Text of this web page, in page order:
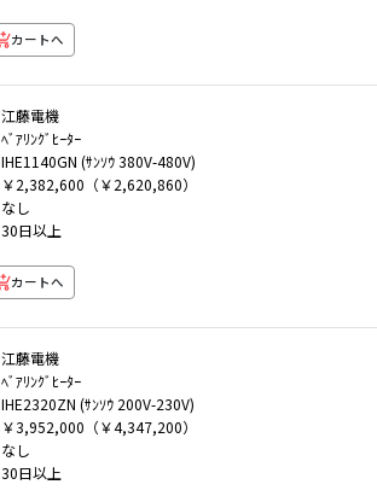
カートへ
江藤電機
ﾍﾞｱﾘﾝｸﾞﾋｰﾀｰ
IHE1140GN (ｻﾝｿｳ 380V-480V)
￥2,382,600（￥2,620,860）
なし
30日以上
カートへ
江藤電機
ﾍﾞｱﾘﾝｸﾞﾋｰﾀｰ
IHE2320ZN (ｻﾝｿｳ 200V-230V)
￥3,952,000（￥4,347,200）
なし
30日以上